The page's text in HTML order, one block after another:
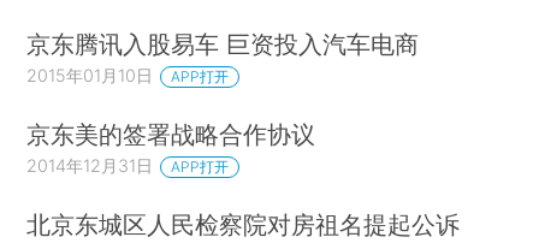
京东腾讯入股易车 巨资投入汽车电商
2015年01月10日 APP打开
京东美的签署战略合作协议
2014年12月31日 APP打开
北京东城区人民检察院对房祖名提起公诉